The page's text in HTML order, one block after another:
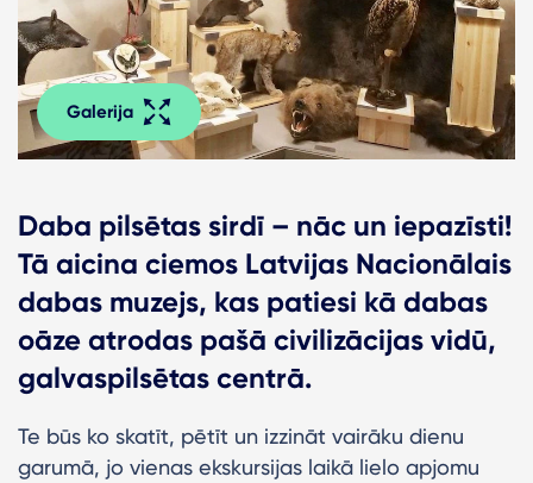
Galerija
Daba pilsētas sirdī – nāc un iepazīsti!
Tā aicina ciemos Latvijas Nacionālais
dabas muzejs, kas patiesi kā dabas
oāze atrodas pašā civilizācijas vidū,
galvaspilsētas centrā.
Te būs ko skatīt, pētīt un izzināt vairāku dienu
garumā, jo vienas ekskursijas laikā lielo apjomu